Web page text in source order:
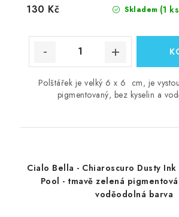
Skladem (1
130 Kč
Polštářek je velký 6 x 6 cm, je
pigmentovaný, bez kyselin a
Cialo Bella - Chiaroscuro Dusty
Pool - tmavě zelená
voděodolná barva